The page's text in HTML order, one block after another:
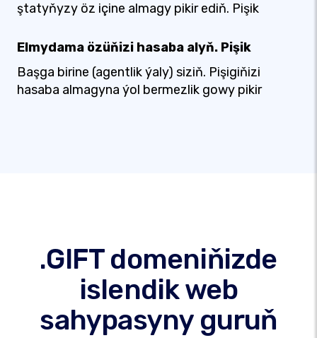
ştatyňyzy öz içine almagy pikir ediň. Pişik
Elmydama özüňizi hasaba alyň. Pişik
Başga birine (agentlik ýaly) siziň. Pişigiňizi
hasaba almagyna ýol bermezlik gowy pikir
.GIFT domeniňizde
islendik web
sahypasyny guruň